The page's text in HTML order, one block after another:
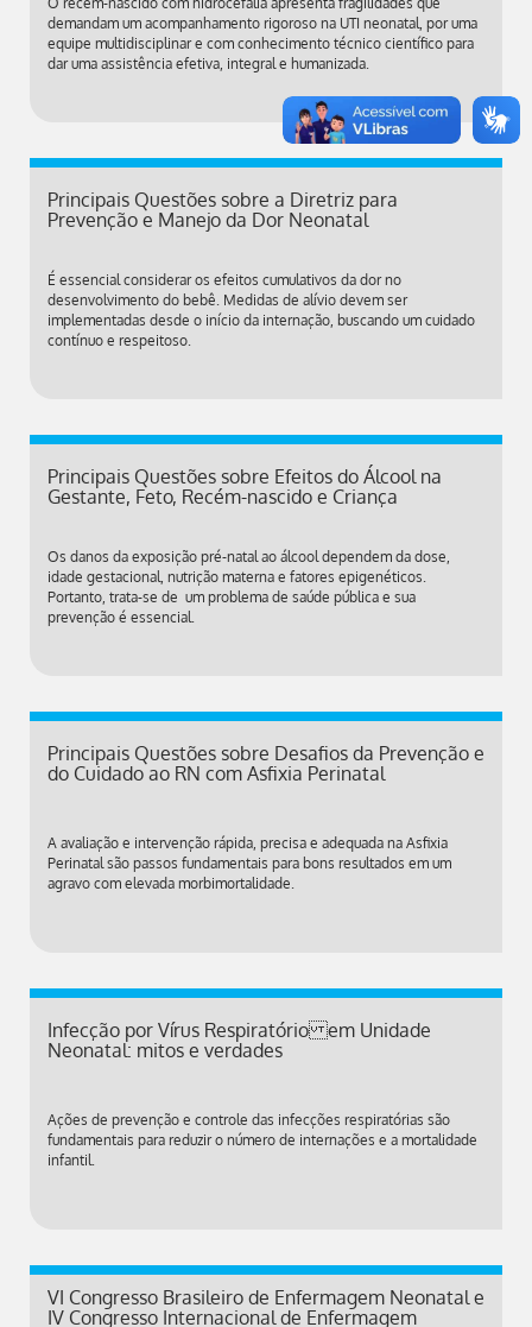
demandam um acompanhamento rigoroso na UTI neonatal, por uma
equipe multidisciplinar e com conhecimento técnico científico para
dar uma assistência efetiva, integral e humanizada.
Principais Questões sobre a Diretriz para
Prevenção e Manejo da Dor Neonatal
É essencial considerar os efeitos cumulativos da dor no
desenvolvimento do bebê. Medidas de alívio devem ser
implementadas desde o início da internação, buscando um cuidado
contínuo e respeitoso.
Principais Questões sobre Efeitos do Álcool na
Gestante, Feto, Recém-nascido e Criança
Os danos da exposição pré-natal ao álcool dependem da dose,
idade gestacional, nutrição materna e fatores epigenéticos.
Portanto, trata-se de um problema de saúde pública e sua
prevenção é essencial.
Principais Questões sobre Desafios da Prevenção e
do Cuidado ao RN com Asfixia Perinatal
A avaliação e intervenção rápida, precisa e adequada na Asfixia
Perinatal são passos fundamentais para bons resultados em um
agravo com elevada morbimortalidade.
Infecção por Vírus Respiratório em Unidade
Neonatal: mitos e verdades
Ações de prevenção e controle das infecções respiratórias são
fundamentais para reduzir o número de internações e a mortalidade
infantil.
VI Congresso Brasileiro de Enfermagem Neonatal e
IV Congresso Internacional de Enfermagem